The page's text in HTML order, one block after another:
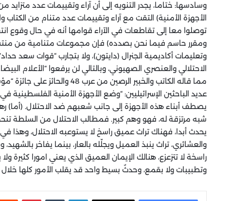
وسادسها: ختاما، يجدر التنويه إلى أن آراء وتقييمات عدد متزايد
الأجهزة الأمنية) التقت مع آراء وتقييمات عدد متنام من الكتاب
توصلوا معا إلى تقاطعات في الآراء قوامها أنه في حال
ومقرر حاسم فيما نحن بصدده) فإن مجموعات متنامية من منتسبي
وتعليمات أكاديمية الجنرال (دايتون)، ولا بتجارب “قوات سعد
الاحتلالي والعنصري الصهيوني، وبالتالي لن يرفعوا “الأعلام
مما قاله الكاتب والخبير
عديد الباحثين الإسرائيليين: “وضع الأجهزة الأمنية
يصطف أبناء هذه الأجهزة إلى جانب شعبهم ضد الاحتلال. (أما)
شبه مرتزقة له، فهو وهم كبير. فمطالب الاحتلال من السلطة
يحدث أبدا، فهناك تراث عميق راسخ لا يستوعبه الاحتلال، وهذا
والعشائري، تراث ينبذ العميل ويجلّله بالعار، بينما يفاخر
راسخة لا تتزعزع، هنالك الإيمان العميق الذي يعني امورا كثيرة
وتطبيبات ولا بقمع، وحدثٌ بسيط واحد قد يقلب الأمور كلها